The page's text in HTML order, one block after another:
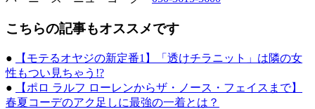
こちらの記事もオススメです
●
【モテるオヤジの新定番1】「透けチラニット」は隣の女
性もつい見ちゃう!?
●
【ポロ ラルフ ローレンからザ・ノース・フェイスまで】
春夏コーデのアク足しに最強の一着とは？